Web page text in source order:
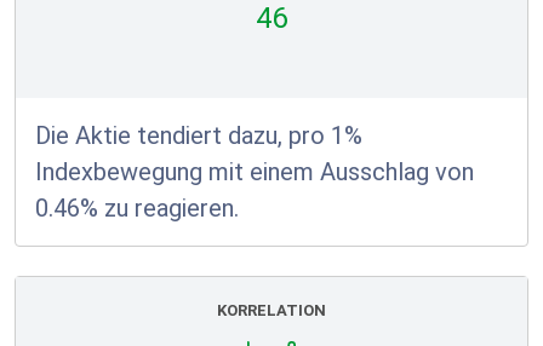
46
Die Aktie tendiert dazu, pro 1%
Indexbewegung mit einem Ausschlag von
0.46% zu reagieren.
KORRELATION